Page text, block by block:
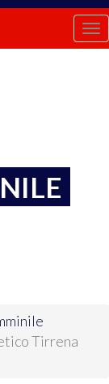
Tirrena